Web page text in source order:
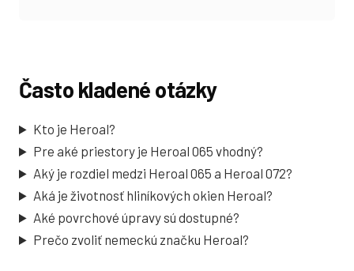
Často kladené otázky
Kto je Heroal?
Pre aké priestory je Heroal 065 vhodný?
Aký je rozdiel medzi Heroal 065 a Heroal 072?
Aká je životnosť hliníkových okien Heroal?
Aké povrchové úpravy sú dostupné?
Prečo zvoliť nemeckú značku Heroal?